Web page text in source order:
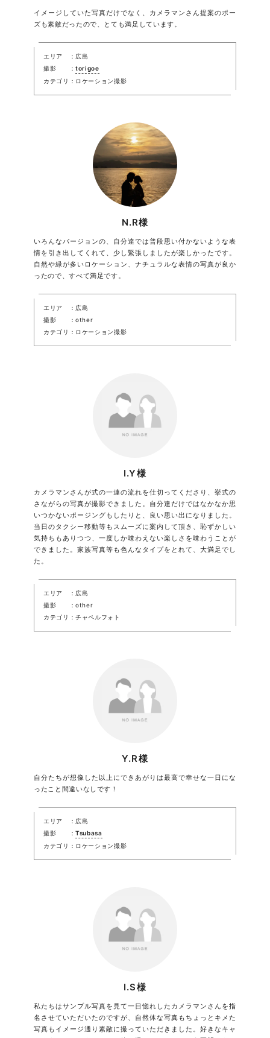
イメージしていた写真だけでなく、カメラマンさん提案のポー
ズも素敵だったので、とても満足しています。
エリア
広島
撮影
torigoe
カテゴリ
ロケーション撮影
N.R様
いろんなバージョンの、自分達では普段思い付かないような表
情を引き出してくれて、少し緊張しましたが楽しかったです。
自然や緑が多いロケーション、ナチュラルな表情の写真が良か
ったので、すべて満足です。
エリア
広島
撮影
other
カテゴリ
ロケーション撮影
I.Y様
カメラマンさんが式の一連の流れを仕切ってくださり、挙式の
さながらの写真が撮影できました。自分達だけではなかなか思
いつかないポージングもしたりと、良い思い出になりました。
当日のタクシー移動等もスムーズに案内して頂き、恥ずかしい
気持ちもありつつ、一度しか味わえない楽しさを味わうことが
できました。家族写真等も色んなタイプをとれて、大満足でし
た。
エリア
広島
撮影
other
カテゴリ
チャペルフォト
Y.R様
自分たちが想像した以上にできあがりは最高で幸せな一日にな
ったこと間違いなしです！
エリア
広島
撮影
Tsubasa
カテゴリ
ロケーション撮影
I.S様
私たちはサンプル写真を見て一目惚れしたカメラマンさんを指
名させていただいたのですが、自然体な写真もちょっとキメた
写真もイメージ通り素敵に撮っていただきました。好きなキャ